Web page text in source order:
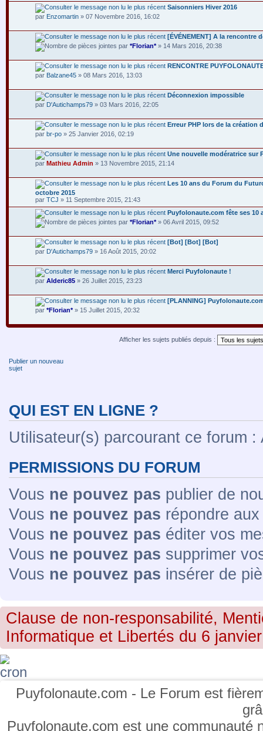
Saisonniers Hiver 2016
par Enzomartin » 07 Novembre 2016, 16:02
[ÉVÉNEMENT] A la rencontre
par *Florian*» 14 Mars 2016, 20:38
RENCONTRE
par Balzane45 » 08 Mars 2016, 13:03
Déconnexion impossible
par D'Autichamps79 » 03 Mars 2016, 22:05
Erreur PHP lors de la création
par br-po » 25 Janvier 2016, 02:19
Une nouvelle modératrice sur
par Mathieu Admin » 13 Novembre 2015, 21:14
Les 10 ans du Forum du
octobre 2015
par TCJ » 11 Septembre 2015, 21:43
Puyfolonaute.com fête ses 10
par *Florian*» 06 Avril 2015, 09:52
[Bot] [Bot] [Bot]
par D'Autichamps79 » 16 Août 2015, 20:02
Merci Puyfolonaute !
par Alderic85 » 26 Juillet 2015, 23:23
[PLANNING]
par *Florian*» 15 Juillet 2015, 20:32
Afficher les sujets publiés depuis :
Publier un nouveau
sujet
QUI EST EN LIGNE ?
Utilisateur(s) parcourant ce forum
PERMISSIONS DU FORUM
Vous ne pouvez pas publier de
Vous ne pouvez pas répondre
Vous ne pouvez pas éditer vos
Vous ne pouvez pas supprimer
Vous ne pouvez pas insérer de
Clause de non-responsabilité,
Informatique et Libertés du 6
Puyfolonaute.com - Le Forum est
Puyfolonaute.com est une communauté